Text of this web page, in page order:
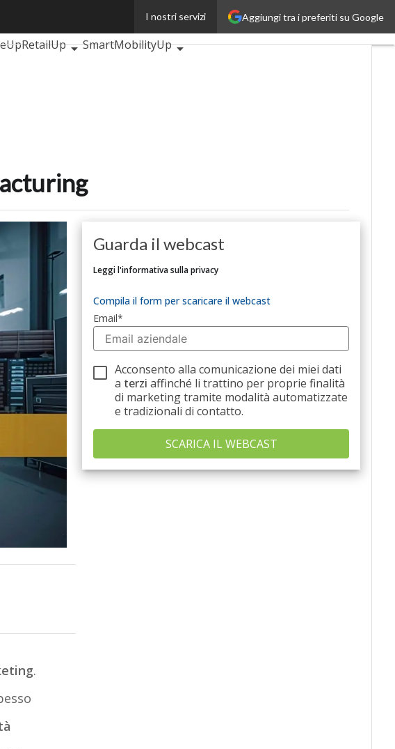
Aggiungi tra i preferiti su Google
I nostri servizi
BankingUp
RetailUp
SmartMobilityUp
.
Guarda il webcast
Leggi l'informativa sulla privacy
Compila il form per scaricare il webcast
Email*
Acconsento alla comunicazione dei miei dati
a terzi affinché li trattino per proprie finalità
di marketing tramite modalità automatizzate
e tradizionali di contatto.